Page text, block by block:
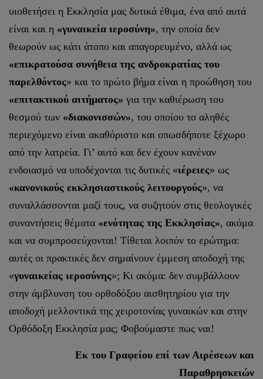
υιοθετήσει η Εκκλησία μας δυτικά έθιμα, ένα από αυτά
είναι και η «γυναικεία ιεροσύνη», την οποία δεν
θεωρούν ως κάτι άτοπο και απαγορευμένο, αλλά ως
«επικρατούσα συνήθεια της ανδροκρατίας του
παρελθόντος» και το πρώτο βήμα είναι η προώθηση του
«επιτακτικού αιτήματος» για την καθιέρωση του
θεσμού των «διακονισσών», του οποίου το αληθές
περιεχόμενο είναι ακαθόριστο και οπωσδήποτε ξέχωρο
από την λατρεία. Γι’ αυτό και δεν έχουν κανέναν
ενδοιασμό να υποδέχονται τις δυτικές «ιέρειες» ως
«κανονικούς εκκλησιαστικούς λειτουργούς», να
συναλλάσσονται μαζί τους, να συζητούν στις θεολογικές
συναντήσεις θέματα «ενότητας της Εκκλησίας», ακόμα
και να συμπροσεύχονται! Τίθεται λοιπόν το ερώτημα:
αυτές οι πρακτικές δεν σημαίνουν έμμεση αποδοχή της
«γυναικείας ιεροσύνης»; Κι ακόμα: δεν συμβάλλουν
στην άμβλυνση του ορθοδόξου αισθητηρίου για την
αποδοχή μελλοντικά της χειροτονίας γυναικών και στην
Ορθόδοξη Εκκλησία μας; Φοβούμαστε πως ναι!
Εκ του Γραφείου επί των Αιρέσεων και
Παραθρησκειών